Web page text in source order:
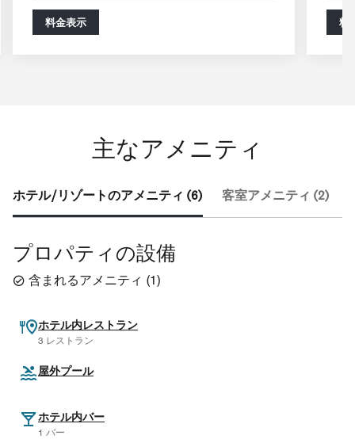
料金表示 料
主なアメニティ
ホテル/リゾートのアメニティ (6) 客室アメニティ (2)
プロパティの設備
含まれるアメニティ (1)
ホテル内レストラン
3 レストラン
屋外プール
ホテル内バー
1 バー